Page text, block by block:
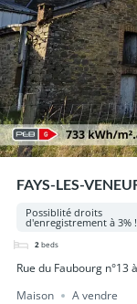
FAYS-LES-
grange et jardin,
Possiblité droits
d'enregistrement à 3% !
2 beds
Rue du Faubourg n°13
Maison
A vendre